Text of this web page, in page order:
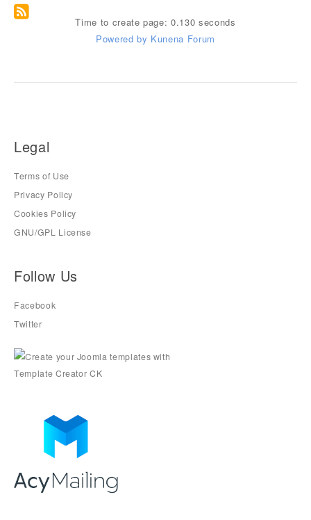
Time to create page: 0.130 seconds
Powered by Kunena Forum
Legal
Terms of Use
Privacy Policy
Cookies Policy
GNU/GPL License
Follow Us
Facebook
Twitter